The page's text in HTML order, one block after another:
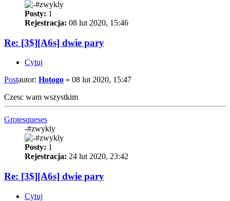
Posty: 1
Rejestracja: 08 lut 2020, 15:46
Re: [3$][A6s] dwie pary
Cytuj
Postautor: Hotogo » 08 lut 2020, 15:47
Czesc wam wszystkim
Grotesqueses
-#zwykly
Posty: 1
Rejestracja: 24 lut 2020, 23:42
Re: [3$][A6s] dwie pary
Cytuj